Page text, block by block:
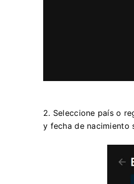
2. Seleccione país o
y fecha de nacimiento